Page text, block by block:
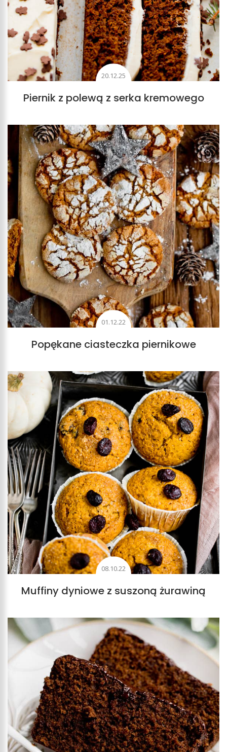
20.12.25
Piernik z polewą z serka kremowego
01.12.22
Popękane ciasteczka piernikowe
08.10.22
Muffiny dyniowe z suszoną żurawiną